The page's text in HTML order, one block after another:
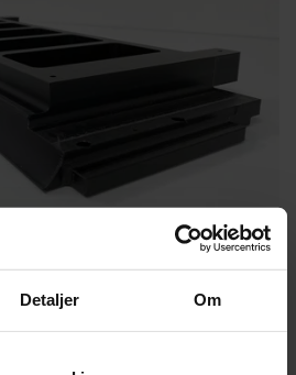
Detaljer Om